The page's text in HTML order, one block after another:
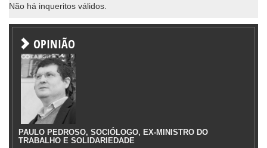
Não há inqueritos válidos.
OPINIÃO
PAULO PEDROSO, SOCIÓLOGO, EX-MINISTRO DO
TRABALHO E SOLIDARIEDADE